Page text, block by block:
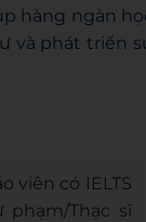
hàng ngàn
và phát triển
viên có IELTS
phạm/Thạc sĩ